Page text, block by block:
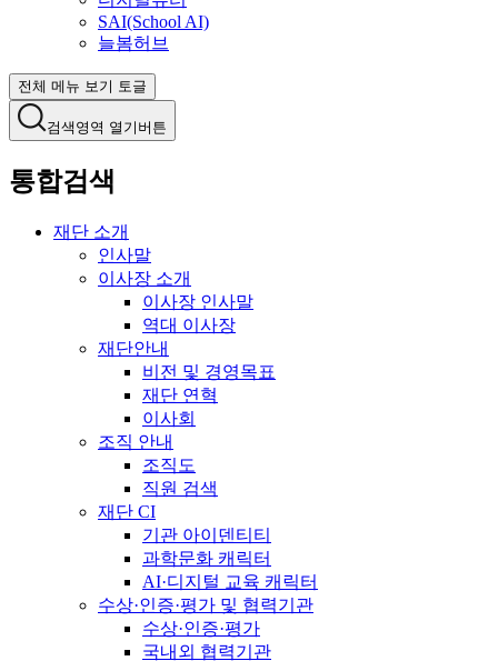
SAI(School AI)
늘봄허브
전체 메뉴 보기 토글
검색영역 열기버튼
통합검색
재단 소개
인사말
이사장 소개
이사장 인사말
역대 이사장
재단안내
비전 및 경영목표
재단 연혁
이사회
조직 안내
조직도
직원 검색
재단 CI
기관 아이덴티티
과학문화 캐릭터
AI·디지털 교육 캐릭터
수상·인증·평가 및 협력기관
수상·인증·평가
국내외 협력기관